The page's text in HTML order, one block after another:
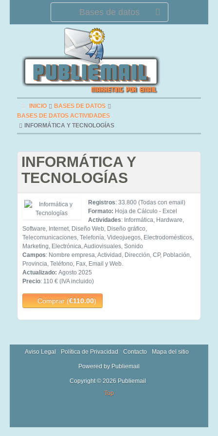
Bases de datos
INICIO
BASES DE DATOS
BASES DE DATOS ACTIVIDADES
INFORMÁTICA Y TECNOLOGÍAS
INFORMÁTICA Y
TECNOLOGÍAS
Registros: 33.800 (Todas con email)
Formato: Hoja de Cálculo - Excel
Actividades: Informática, Hardware,
Software, Internet, Diseño Web, Diseño gráfico,
Telecomunicaciones, Telefonía, Videojuegos, Electrodomésticos,
Marketing, Electrónica, Audiovisuales, Sonido
Campos: Nombre empresa, Actividad, Dirección, CP, Población,
Provincia, Teléfono, Fax, Email y Web.
Actualizado: Agosto 2025
Precio: 110 € (IVA incluido)
Comprar (€110.00)
Aviso Legal Política de Privacidad Contacto Mapa del sitio
Powered by Publiemail
Copyright © 2026 Publiemail
Top